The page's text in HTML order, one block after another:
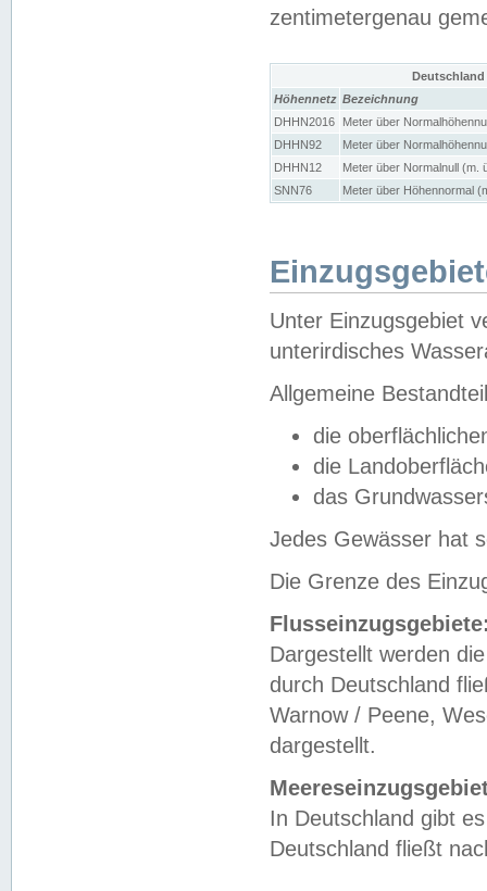
zentimetergenau
Höhennetz Bezeichnung
DHHN2016
Meter über
DHHN92
Meter über
DHHN12
Meter über Normalnull (m.
SNN76
Meter über Höhennormal
Unter Einzugsgebiet
unterirdisches
Allgemeine
die
die
das
Jedes Gewässer hat
Die Grenze des
Dargestellt werden
durch Deutschland
Warnow / Peene,
dargestellt.
In Deutschland gibt
Deutschland fließt